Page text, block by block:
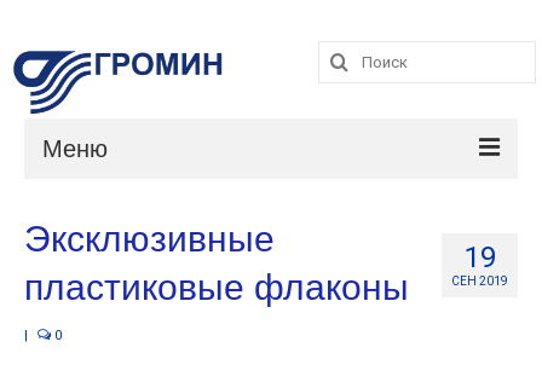
Поиск:
Меню
19
СЕН 2019
Эксклюзивные
пластиковые флаконы
0